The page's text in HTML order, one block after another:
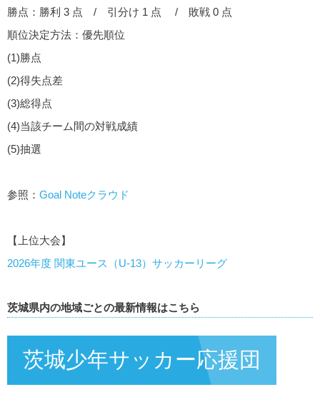
勝点：勝利 3 点 / 引分け 1 点 / 敗戦 0 点
順位決定方法：優先順位
(1)勝点
(2)得失点差
(3)総得点
(4)当該チーム間の対戦成績
(5)抽選
参照： Goal Noteクラウド
【上位大会】
2026年度 関東ユース（U-13）サッカーリーグ
茨城県内の地域ごとの最新情報はこちら
茨城少年サッカー応援団